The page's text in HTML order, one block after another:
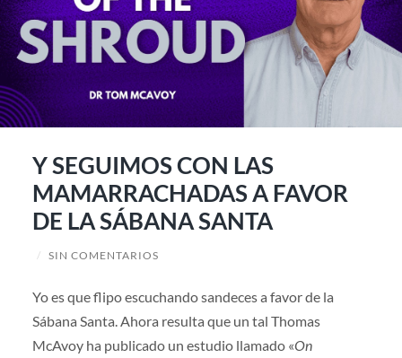
Y SEGUIMOS CON LAS
MAMARRACHADAS A FAVOR
DE LA SÁBANA SANTA
/ SIN COMENTARIOS
Yo es que flipo escuchando sandeces a favor de la
Sábana Santa. Ahora resulta que un tal Thomas
McAvoy ha publicado un estudio llamado «On